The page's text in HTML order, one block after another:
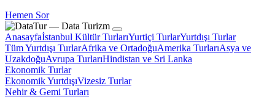
Hemen Sor
Anasayfaİstanbul Kültür TurlarıYurtiçi TurlarYurtdışı Turlar
Tüm Yurtdışı TurlarAfrika ve OrtadoğuAmerika TurlarıAsya ve
UzakdoğuAvrupa TurlarıHindistan ve Sri Lanka
Ekonomik Turlar
Ekonomik YurtdışıVizesiz Turlar
Nehir & Gemi Turları